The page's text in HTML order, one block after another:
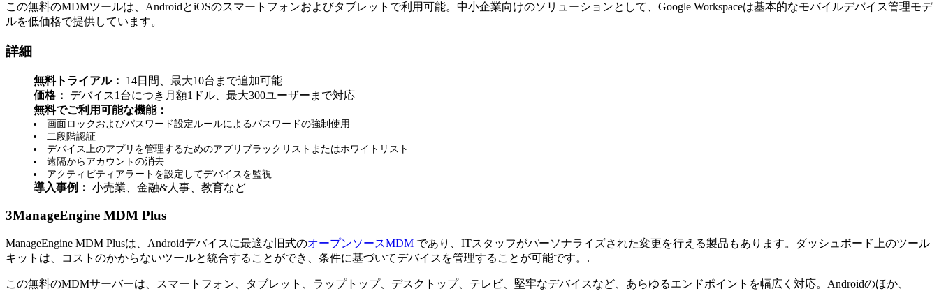
この無料のMDMツールは、AndroidとiOSのスマートフォンおよびタブレットで利用可能。中小企業向けのソリューションとして、Google Workspaceは基本的なモバイルデバイス管理モデ
ルを低価格で提供しています。
詳細
無料トライアル： 14日間、最大10台まで追加可能
価格：
デバイス1台につき月額1ドル、最大300ユーザーまで対応
無料でご利用可能な機能：
画面ロックおよびパスワード設定ルールによるパスワードの強制使用
二段階認証
デバイス上のアプリを管理するためのアプリブラックリストまたはホワイトリスト
遠隔からアカウントの消去
アクティビティアラートを設定してデバイスを監視
導入事例： 小売業、金融&人事、教育など
3ManageEngine MDM Plus
ManageEngine MDM Plusは、Androidデバイスに最適な旧式のオープンソースMDM であり、ITスタッフがパーソナライズされた変更を行える製品もあります。ダッシュボード上のツール
キットは、コストのかからないツールと統合することができ、条件に基づいてデバイスを管理することが可能です。.
この無料のMDMサーバーは、スマートフォン、タブレット、ラップトップ、デスクトップ、テレビ、堅牢なデバイスなど、あらゆるエンドポイントを幅広く対応。Androidのほか、